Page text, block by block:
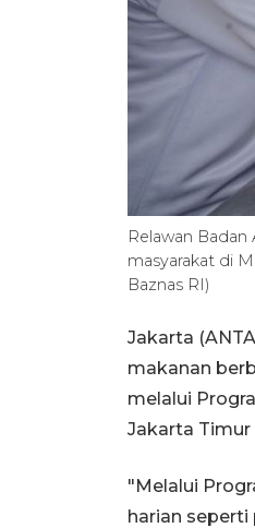
Relawan
masyarakat di
Baznas RI)
Jakarta
makanan
melalui
Jakarta Timur
"Melalui
harian